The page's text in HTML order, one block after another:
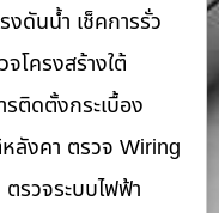
งดันน้ำ เช็คการรั่ว
โครงสร้างใต้
ติดตั้งกระเบื้อง
ลังคา ตรวจ Wiring
รวจระบบไฟฟ้า